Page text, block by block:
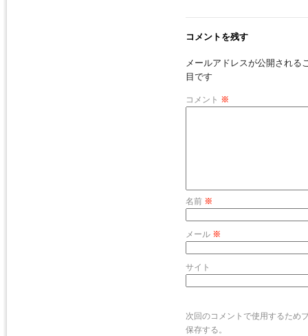
コメントを残す
メールアドレスが公開される
目です
コメント ※
名前 ※
メール ※
サイト
次回のコメントで使用するため
保存する。